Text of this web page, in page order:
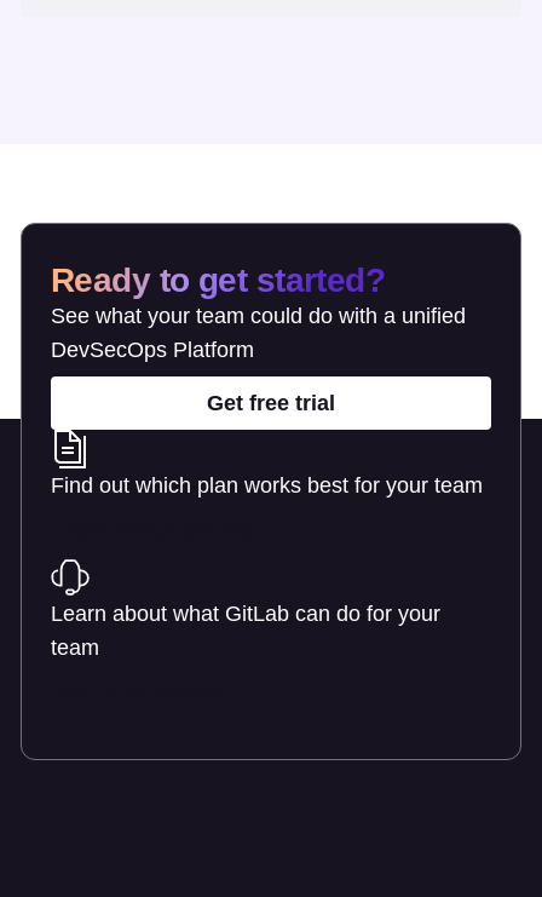
Ready to get started?
See what your team could do with a unified
DevSecOps Platform
Get free trial
Find out which plan works best for your team
Learn about what GitLab can do for your
team